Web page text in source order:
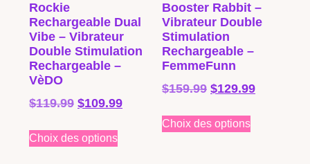
Rockie
Rechargeable Dual
Vibe – Vibrateur
Double Stimulation
Rechargeable –
VèDO
$119.99 $109.99
Choix des options
Booster Rabbit –
Vibrateur Double
Stimulation
Rechargeable –
FemmeFunn
$159.99 $129.99
Choix des options